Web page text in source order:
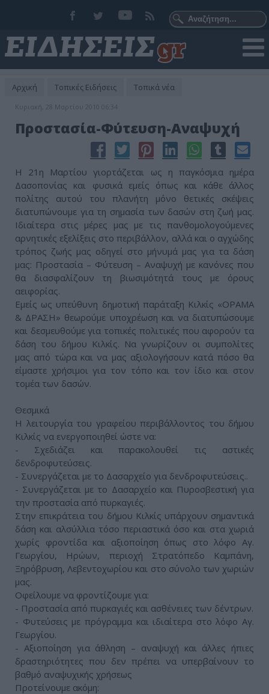
Αρχική Τοπικές Ειδήσεις Τοπικά νέα
Κυριακή, 28 Μαρτίου 2010 06:34
Προστασία-Φύτευση-Αναψυχή
Η 21η Μαρτίου γιορτάζεται ως η παγκόσμια ημέρα
Δασοπονίας και φυσικά εμείς όπως και κάθε άλλος
πολίτης αυτού του πλανήτη μόνο θετικές σκέψεις
διατυπώνουμε για τη σημασία των δασών στη ζωή μας.
Ιδιαίτερα στις μέρες μας με τις πανθομολογούμενες
αρνητικές εξελίξεις στο περιβάλλον, αλλά και ο αγχώδης
τρόπος ζωής μας οδηγεί στο μήνυμά μας για τα δάση
μας: Προστασία – Φύτευση – Αναψυχή με κανόνες που
θα διασφαλίζουν τη βιωσιμότητά τους με όρους
αειφορίας.
Εμείς ως υπεύθυνη δημοτική παράταξη Κιλκίς «ΟΡΑΜΑ
& ΔΡΑΣΗ» θεωρούμε υποχρέωση και να διατυπώσουμε
και δεσμευθούμε για τοπικές πολιτικές που αφορούν τα
δάση του δήμου Κιλκίς. Να γνωρίζουν οι συμπολίτες
μας από τώρα και να μας αξιολογήσουν κατά πόσο θα
είμαστε χρήσιμοι για τον τόπο και τον ίδιο και στον
τομέα των δασών.
Θεσμικά
Η λειτουργία του γραφείου περιβάλλοντος του δήμου
Κιλκίς να ενεργοποιηθεί ώστε να:
- Σχεδιάζει και παρακολουθεί τις αστικές
δενδροφυτεύσεις.
- Συνεργάζεται με το Δασαρχείο για δενδροφυτεύσεις..
- Συνεργάζεται με το Δασαρχείο και Πυροσβεστική για
την προστασία από πυρκαγιές.
Στην επικράτεια του δήμου Κιλκίς υπάρχουν σημαντικά
δάση και αλσύλλια τόσο περιαστικά όσο και στα χωριά
χωρίς φροντίδα και αξιοποίηση όπως στο λόφο Αγ.
Γεωργίου, Ηρώων, περιοχή Στρατόπεδο Καμπάνη,
Ξηρόβρυση, Λεβεντοχωρίου και στο σύνολο των χωριών
μας.
Οφείλουμε να φροντίζουμε για:
- Προστασία από πυρκαγιές και ασθένειες των δέντρων.
- Φυτεύσεις με πρόγραμμα και ιδιαίτερα στο λόφο Αγ.
Γεωργίου.
- Αξιοποίηση για άθληση – αναψυχή και άλλες ήπιες
δραστηριότητες που δεν πρέπει να υπερβαίνουν το
βαθμό αναψυχικής χρήσεως
Προτείνουμε ακόμη: